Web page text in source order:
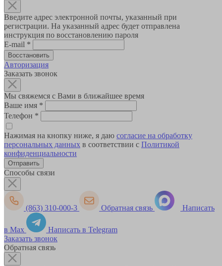
Введите адрес электронной почты, указанный при
регистрации. На указанный адрес будет отправлена
инструкция по восстановлению пароля
E-mail *
Авторизация
Заказать звонок
Мы свяжемся с Вами в ближайшее время
Ваше имя *
Телефон *
Нажимая на кнопку ниже, я даю согласие на обработку
персональных данных в соответствии с Политикой
конфиденциальности
Способы связи
(863) 310-000-3 Обратная связь Написать
в Max
Написать в Telegram
Заказать звонок
Обратная связь